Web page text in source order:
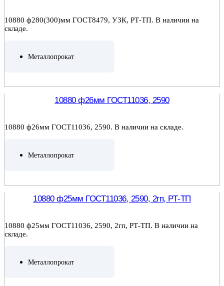
10880 ф280(300)мм ГОСТ8479, УЗК, РТ-ТП. В наличии на
складе.
Металлопрокат
10880 ф26мм ГОСТ11036, 2590
10880 ф26мм ГОСТ11036, 2590. В наличии на складе.
Металлопрокат
10880 ф25мм ГОСТ11036, 2590, 2гп, РТ-ТП
10880 ф25мм ГОСТ11036, 2590, 2гп, РТ-ТП. В наличии на
складе.
Металлопрокат